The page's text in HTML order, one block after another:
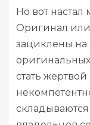
Но вот
Оригинал или
зациклены на
стать